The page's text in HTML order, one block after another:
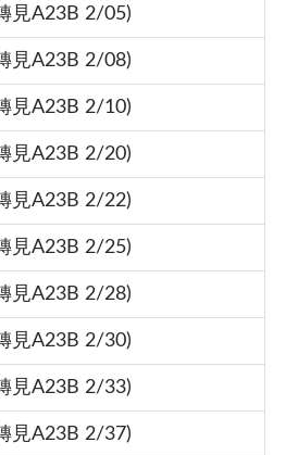
見A23B 2/05)
見A23B 2/08)
見A23B 2/10)
見A23B 2/20)
見A23B 2/22)
見A23B 2/25)
見A23B 2/28)
見A23B 2/30)
見A23B 2/33)
見A23B 2/37)